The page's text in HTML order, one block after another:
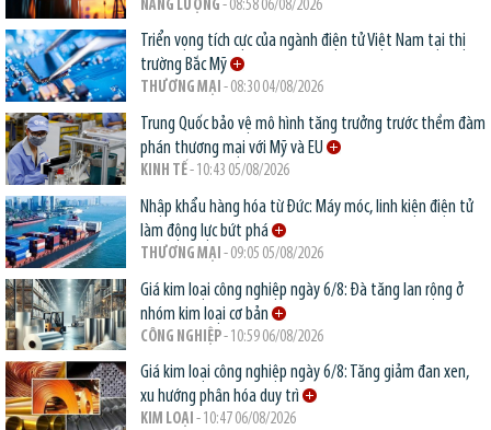
NĂNG LƯỢNG - 08:58 06/08/2026
Triển vọng tích cực của ngành điện tử Việt Nam tại thị
trường Bắc Mỹ
THƯƠNG MẠI - 08:30 04/08/2026
Trung Quốc bảo vệ mô hình tăng trưởng trước thềm đàm
phán thương mại với Mỹ và EU
KINH TẾ- 10:43 05/08/2026
Nhập khẩu hàng hóa từ Đức: Máy móc, linh kiện điện tử
làm động lực bứt phá
THƯƠNG MẠI - 09:05 05/08/2026
Giá kim loại công nghiệp ngày 6/8: Đà tăng lan rộng ở
nhóm kim loại cơ bản
CÔNG NGHIỆP- 10:59 06/08/2026
Giá kim loại công nghiệp ngày 6/8: Tăng giảm đan xen,
xu hướng phân hóa duy trì
KIM LOẠI - 10:47 06/08/2026